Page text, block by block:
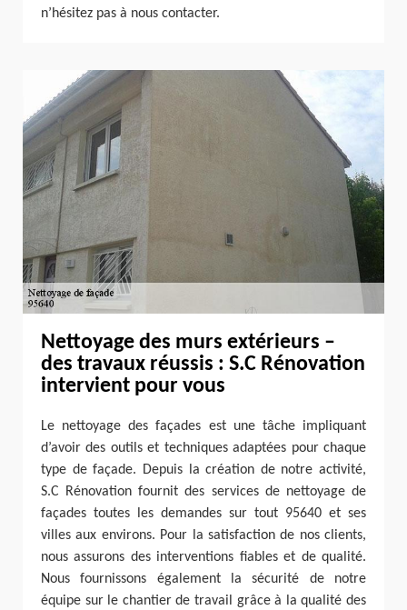
n’hésitez pas à nous contacter.
Nettoyage des murs extérieurs –
des travaux réussis : S.C Rénovation
intervient pour vous
Le nettoyage des façades est une tâche impliquant
d’avoir des outils et techniques adaptées pour chaque
type de façade. Depuis la création de notre activité,
S.C Rénovation fournit des services de nettoyage de
façades toutes les demandes sur tout 95640 et ses
villes aux environs. Pour la satisfaction de nos clients,
nous assurons des interventions fiables et de qualité.
Nous fournissons également la sécurité de notre
équipe sur le chantier de travail grâce à la qualité des